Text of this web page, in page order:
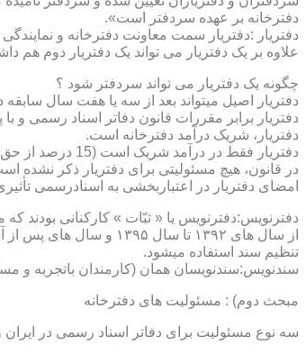
دفترخانه بر عهده سردفتر است».
علاوه بر یک دفتریار می تواند یک دفتریار دوم هم
چگونه یک دفتریار می تواند سردفتر شود ؟
دفتریار اصیل میتواند بعد از سه یا هفت سال
دفتریار برابر مقررات قانون دفاتر اسناد رسمی
دفتریار، شریک درآمد دفترخانه است.
دفتریار فقط در درآمد شریک است (15 درصد از حق التحریر ماهیانه دفترخانه )و در کار و مسئولیت و هزینه ها وضررها هیچ شراکتی ندارد.
در قانون، هیچ مسئولیتی برای دفتریار ذکر نشده
امضای دفتریار در اعتباربخشی به اسنادرسمی
دفترنویس:دفترنویس یا « ثبّات » کارکنانی بودند
از سال های ۱۳۹۲ تا
تنظیم سند استفاده میشود.
سندنویس:سندنویسان همان (کارمندان باتجربه و
مبحث دوم) : مسئولیت های دفترخانه
سه نوع مسئولیت برای دفاتر اسناد رسمی در ایران